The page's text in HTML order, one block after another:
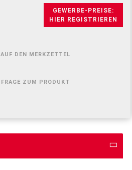
GEWERBE-PREISE:
HIER REGISTRIEREN
AUF DEN MERKZETTEL
FRAGE ZUM PRODUKT